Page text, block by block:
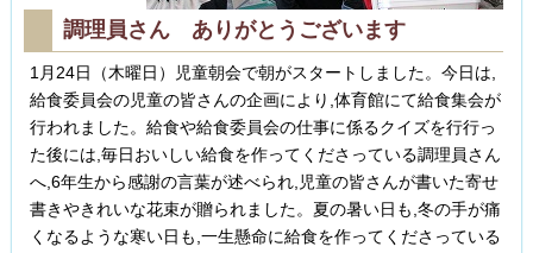
調理員さん ありがとうございます
1月24日（木曜日）児童朝会で朝がスタートしました。今日は,
給食委員会の児童の皆さんの企画により,体育館にて給食集会が
行われました。給食や給食委員会の仕事に係るクイズを行行っ
た後には,毎日おいしい給食を作ってくださっている調理員さん
へ,6年生から感謝の言葉が述べられ,児童の皆さんが書いた寄せ
書きやきれいな花束が贈られました。夏の暑い日も,冬の手が痛
くなるような寒い日も,一生懸命に給食を作ってくださっている